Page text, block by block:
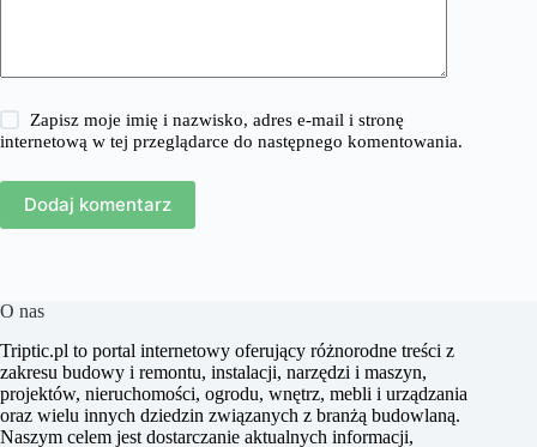
Zapisz moje imię i nazwisko, adres e-mail i stronę
internetową w tej przeglądarce do następnego komentowania.
Dodaj komentarz
O nas
​Triptic.pl to portal internetowy oferujący różnorodne treści z
zakresu budowy i remontu, instalacji, narzędzi i maszyn,
projektów, nieruchomości, ogrodu, wnętrz, mebli i urządzania
oraz wielu innych dziedzin związanych z branżą budowlaną.
Naszym celem jest dostarczanie aktualnych informacji,